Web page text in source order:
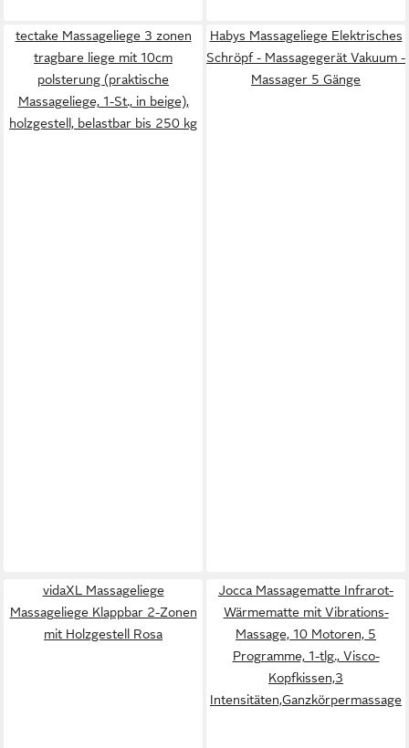
tectake Massageliege 3 zonen
tragbare liege mit 10cm
polsterung (praktische
Massageliege, 1-St., in beige),
holzgestell, belastbar bis 250 kg
Habys Massageliege Elektrisches
Schröpf - Massagegerät Vakuum -
Massager 5 Gänge
vidaXL Massageliege
Massageliege Klappbar 2-Zonen
mit Holzgestell Rosa
Jocca Massagematte Infrarot-
Wärmematte mit Vibrations-
Massage, 10 Motoren, 5
Programme, 1-tlg., Visco-
Kopfkissen,3
Intensitäten,Ganzkörpermassage